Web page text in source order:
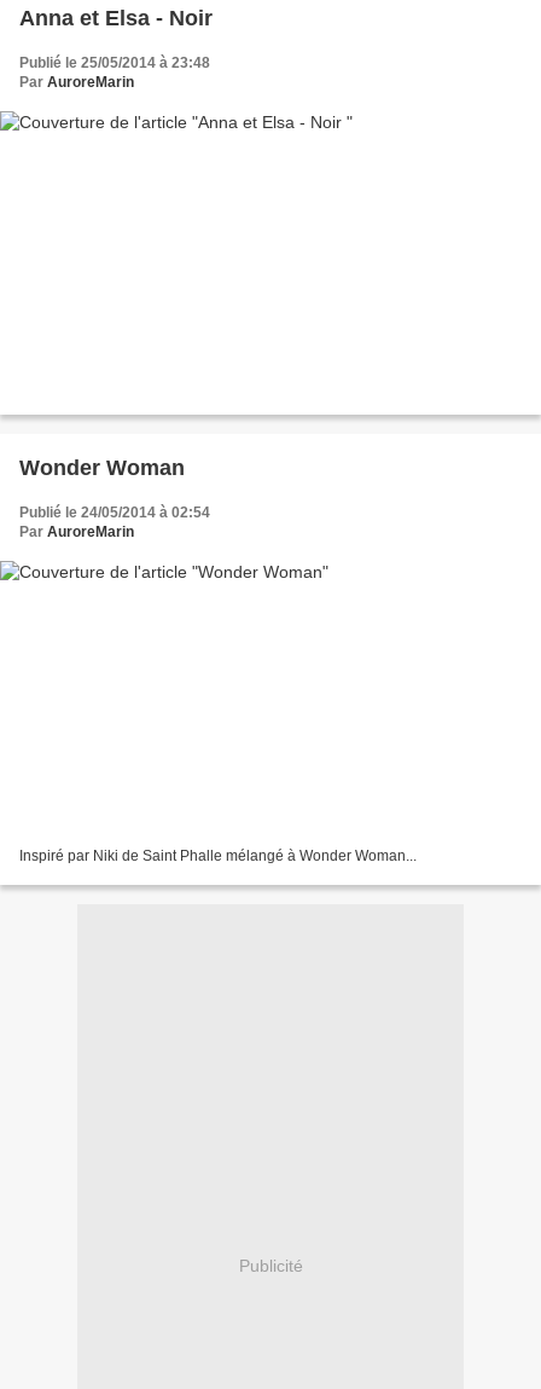
Anna et Elsa - Noir
Publié le 25/05/2014 à 23:48
Par AuroreMarin
Wonder Woman
Publié le 24/05/2014 à 02:54
Par AuroreMarin
Inspiré par Niki de Saint Phalle mélangé à Wonder Woman...
Publicité